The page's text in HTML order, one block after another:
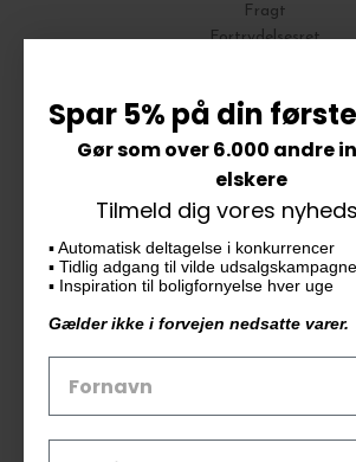
Fragt
Fortrydelsesret
Vores butik
KAiKU ApS
Langdalsvej 46, bygning 7
8220 Brabrand
Tlf. 33 11 19 07
CVR-nr. 30715349
Spar 5% på din
Gør som over 6.000 andre
elskere
Tilmeld dig vores
▪️ Automatisk deltagelse i konkurrencer
▪️ Tidlig adgang til vilde
▪️ Inspiration til boligfornyelse hver uge
Gælder ikke i forvejen nedsatte varer.